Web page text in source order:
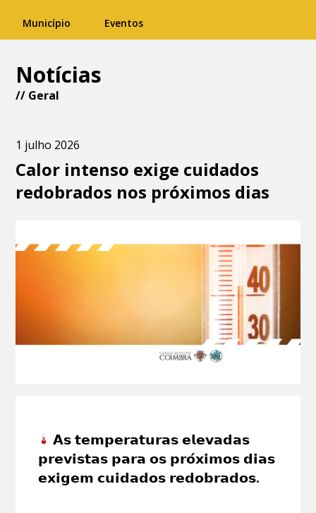
Município Eventos
Notícias
// Geral
1 julho 2026
Calor intenso exige cuidados
redobrados nos próximos dias
𝗔𝘀 𝘁𝗲𝗺𝗽𝗲𝗿𝗮𝘁𝘂𝗿𝗮𝘀 𝗲𝗹𝗲𝘃𝗮𝗱𝗮𝘀
𝗽𝗿𝗲𝘃𝗶𝘀𝘁𝗮𝘀 𝗽𝗮𝗿𝗮 𝗼𝘀 𝗽𝗿𝗼́𝘅𝗶𝗺𝗼𝘀 𝗱𝗶𝗮𝘀
𝗲𝘅𝗶𝗴𝗲𝗺 𝗰𝘂𝗶𝗱𝗮𝗱𝗼𝘀 𝗿𝗲𝗱𝗼𝗯𝗿𝗮𝗱𝗼𝘀.